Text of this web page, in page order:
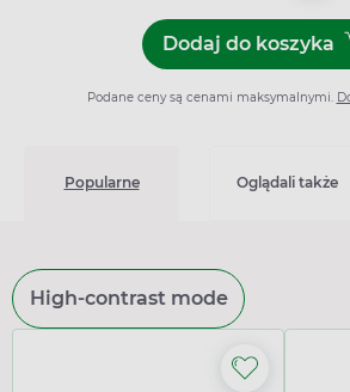
Dodaj do koszyka
Dodaj
Podane ceny są cenami maksymalnymi.
Popularne Oglądali także
High-contrast mode